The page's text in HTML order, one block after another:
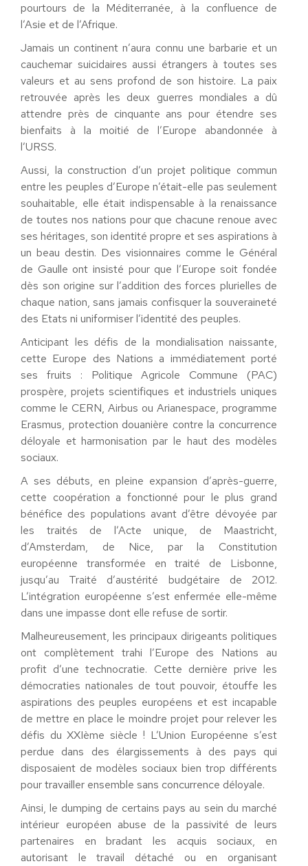
pourtours de la Méditerranée, à la confluence de
l’Asie et de l’Afrique.
Jamais un continent n’aura connu une barbarie et un
cauchemar suicidaires aussi étrangers à toutes ses
valeurs et au sens profond de son histoire. La paix
retrouvée après les deux guerres mondiales a dû
attendre près de cinquante ans pour étendre ses
bienfaits à la moitié de l’Europe abandonnée à
l’URSS.
Aussi, la construction d’un projet politique commun
entre les peuples d’Europe n’était-elle pas seulement
souhaitable, elle était indispensable à la renaissance
de toutes nos nations pour que chacune renoue avec
ses héritages, son identité propre et ses aspirations à
un beau destin. Des visionnaires comme le Général
de Gaulle ont insisté pour que l’Europe soit fondée
dès son origine sur l’addition des forces plurielles de
chaque nation, sans jamais confisquer la souveraineté
des Etats ni uniformiser l’identité des peuples.
Anticipant les défis de la mondialisation naissante,
cette Europe des Nations a immédiatement porté
ses fruits : Politique Agricole Commune (PAC)
prospère, projets scientifiques et industriels uniques
comme le CERN, Airbus ou Arianespace, programme
Erasmus, protection douanière contre la concurrence
déloyale et harmonisation par le haut des modèles
sociaux.
A ses débuts, en pleine expansion d’après-guerre,
cette coopération a fonctionné pour le plus grand
bénéfice des populations avant d’être dévoyée par
les traités de l’Acte unique, de Maastricht,
d’Amsterdam, de Nice, par la Constitution
européenne transformée en traité de Lisbonne,
jusqu’au Traité d’austérité budgétaire de 2012.
L’intégration européenne s’est enfermée elle-même
dans une impasse dont elle refuse de sortir.
Malheureusement, les principaux dirigeants politiques
ont complètement trahi l’Europe des Nations au
profit d’une technocratie. Cette dernière prive les
démocraties nationales de tout pouvoir, étouffe les
aspirations des peuples européens et est incapable
de mettre en place le moindre projet pour relever les
défis du XXIème siècle ! L’Union Européenne s’est
perdue dans des élargissements à des pays qui
disposaient de modèles sociaux bien trop différents
pour travailler ensemble sans concurrence déloyale.
Ainsi, le dumping de certains pays au sein du marché
intérieur européen abuse de la passivité de leurs
partenaires en bradant les acquis sociaux, en
autorisant le travail détaché ou en organisant